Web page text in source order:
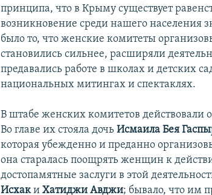
принципа, что в Крыму существует
возникновение среди нашего населения
было то, что женские комитеты
становились сильнее, расширяли
предавались работе в школах и детских
национальных митингах и спектаклях.
В штабе женских комитетов
Во главе их стояла дочьИсмаила Бея
которая убежденно и преданно
она старалась поощрять женщин к
достопамятные заслуги в этой
ИсхакиХатиджи Авджи; бывало, что им